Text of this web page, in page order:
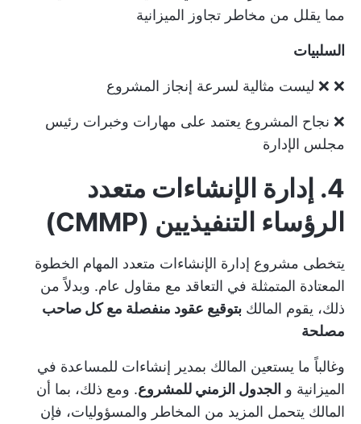
مما يقلل من مخاطر تجاوز الميزانية
السلبيات
❌ ❌ ليست مثالية لسرعة إنجاز المشروع
❌ نجاح المشروع يعتمد على مهارات وخبرات رئيس
مجلس الإدارة
4. إدارة الإنشاءات متعدد
الرؤساء التنفيذيين (CMMP)
يتخطى مشروع إدارة الإنشاءات متعدد المهام الخطوة
المعتادة المتمثلة في التعاقد مع مقاول عام. وبدلاً من
ذلك، يقوم المالك بتوقيع عقود منفصلة مع كل صاحب
مصلحة
وغالباً ما يستعين المالك بمدير إنشاءات للمساعدة في
الميزانية و الجدول الزمني للمشروع. ومع ذلك، بما أن
المالك يتحمل المزيد من المخاطر والمسؤوليات، فإن